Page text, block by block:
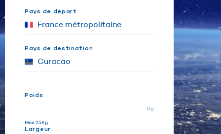
Pays de départ
Pays de destination
Poids
Kg
Max 25Kg
Largeur